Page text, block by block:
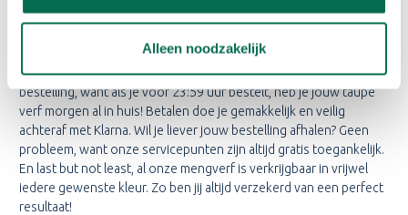
Alleen noodzakelijk
verf! Wij bieden niet alleen een breed scala aan taupe tinten, maar
gratis online advies te geven, zodat jij de juiste keuze maakt voor
jouw project. Daarnaast hoef je nooit lang te wachten op je
bestelling, want als je voor 23:59 uur bestelt, heb je jouw taupe
verf morgen al in huis! Betalen doe je gemakkelijk en veilig
achteraf met Klarna. Wil je liever jouw bestelling afhalen? Geen
probleem, want onze servicepunten zijn altijd gratis toegankelijk.
En last but not least, al onze mengverf is verkrijgbaar in vrijwel
iedere gewenste kleur. Zo ben jij altijd verzekerd van een perfect
resultaat!